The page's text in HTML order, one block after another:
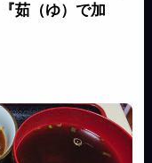
茹（ゆ）で加